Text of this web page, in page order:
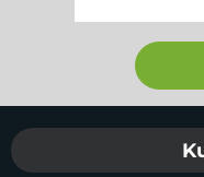
Sidfot